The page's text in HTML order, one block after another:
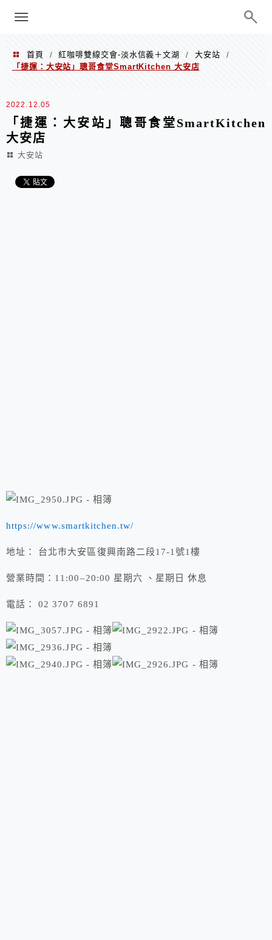
巧、世界走透透
menu
首頁 / 紅咖啡雙線交會-淡水信義＋文湖 / 大安站
/
「捷運：大安站」聰哥食堂SmartKitchen 大安店
2022.12.05
「捷運：大安站」聰哥食堂SmartKitchen
大安店
大安站
https://www.smartkitchen.tw/
地址： 台北市大安區復興南路二段17-1號1樓
營業時間：11:00–20:00 星期六 、星期日 休息
電話： 02 3707 6891